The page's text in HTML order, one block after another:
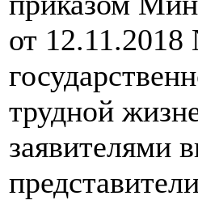
от
трудной
заявителями